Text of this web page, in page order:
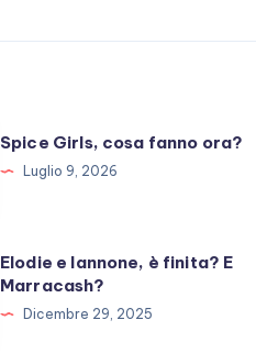
Spice Girls, cosa fanno ora?
Luglio 9, 2026
Elodie e Iannone, è finita? E
Marracash?
Dicembre 29, 2025